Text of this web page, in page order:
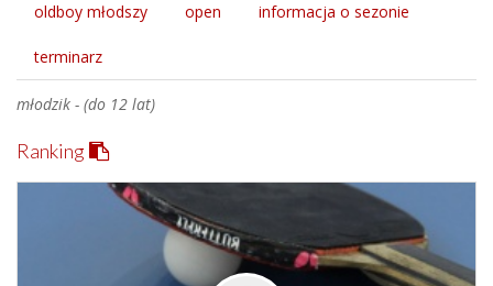
oldboy młodszy open informacja o sezonie
terminarz
młodzik - (do 12 lat)
Ranking